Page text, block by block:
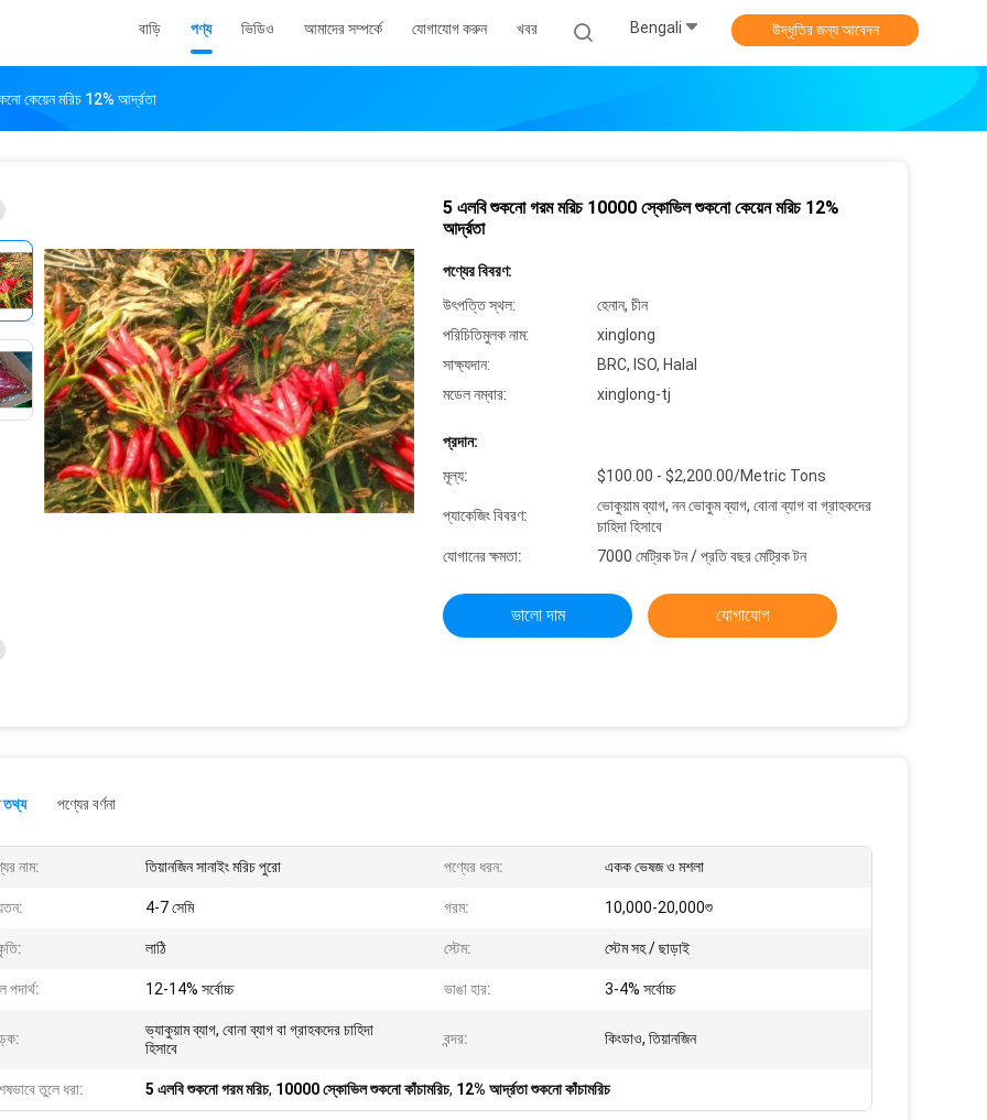
বাড়ি পণ্য ভিডিও আমাদের সম্পর্কে যোগাযোগ করুন খবর Bengali উদ্ধৃতির জন্য আবেদন
কেয়েন মরিচ 12% আর্দ্রতা
5 এলবি শুকনো গরম মরিচ 10000 স্কোভিল শুকনো কেয়েন মরিচ 12%
আর্দ্রতা
পণ্যের বিবরণ:
উৎপত্তি স্থল:
হেনান, চীন
পরিচিতিমুলক নাম:
xinglong
সাক্ষ্যদান:
BRC, ISO, Halal
মডেল নম্বার:
xinglong-tj
প্রদান:
মূল্য:
$100.00 - $2,200.00/Metric Tons
প্যাকেজিং বিবরণ:
ভোকুয়াম ব্যাগ, নন ভোকুম ব্যাগ, বোনা ব্যাগ বা গ্রাহকদের
চাহিদা হিসাবে
যোগানের ক্ষমতা:
7000 মেট্রিক টন / প্রতি বছর মেট্রিক টন
ভালো দাম যোগাযোগ
তথ্য পণ্যের বর্ণনা
নাম: তিয়ানজিন সানাইং মরিচ পুরো পণ্যের ধরন: একক ভেষজ ও মশলা
4-7 সেমি গরম: 10,000-20,000শু
লাঠি স্টেম: স্টেম সহ / ছাড়াই
পদার্থ: 12-14% সর্বোচ্চ ভাঙা হার: 3-4% সর্বোচ্চ
ভ্যাকুয়াম ব্যাগ, বোনা ব্যাগ বা গ্রাহকদের চাহিদা
হিসাবে
বন্দর: কিংডাও, তিয়ানজিন
তুলে ধরা: 5 এলবি শুকনো গরম মরিচ, 10000 স্কোভিল শুকনো কাঁচামরিচ, 12% আর্দ্রতা শুকনো কাঁচামরিচ